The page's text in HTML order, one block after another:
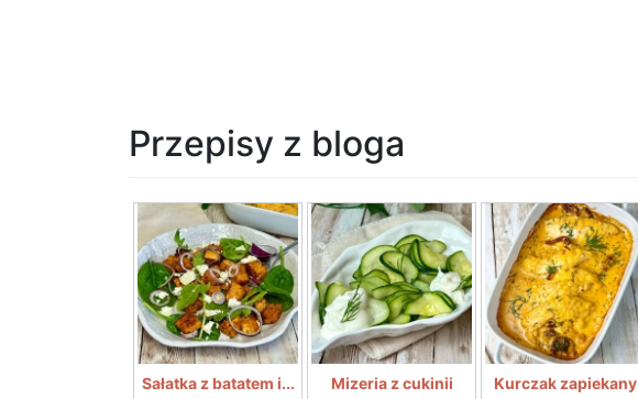
Przepisy z bloga
Sałatka z batatem i... Mizeria z cukinii
Kurczak zapiekany